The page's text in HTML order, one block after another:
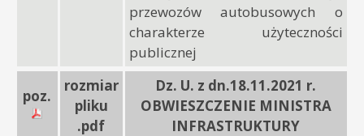
przewozów autobusowych o
charakterze użyteczności
publicznej
poz.
rozmiar
pliku
.pdf
Dz. U. z dn.18.11.2021 r.
OBWIESZCZENIE MINISTRA
INFRASTRUKTURY